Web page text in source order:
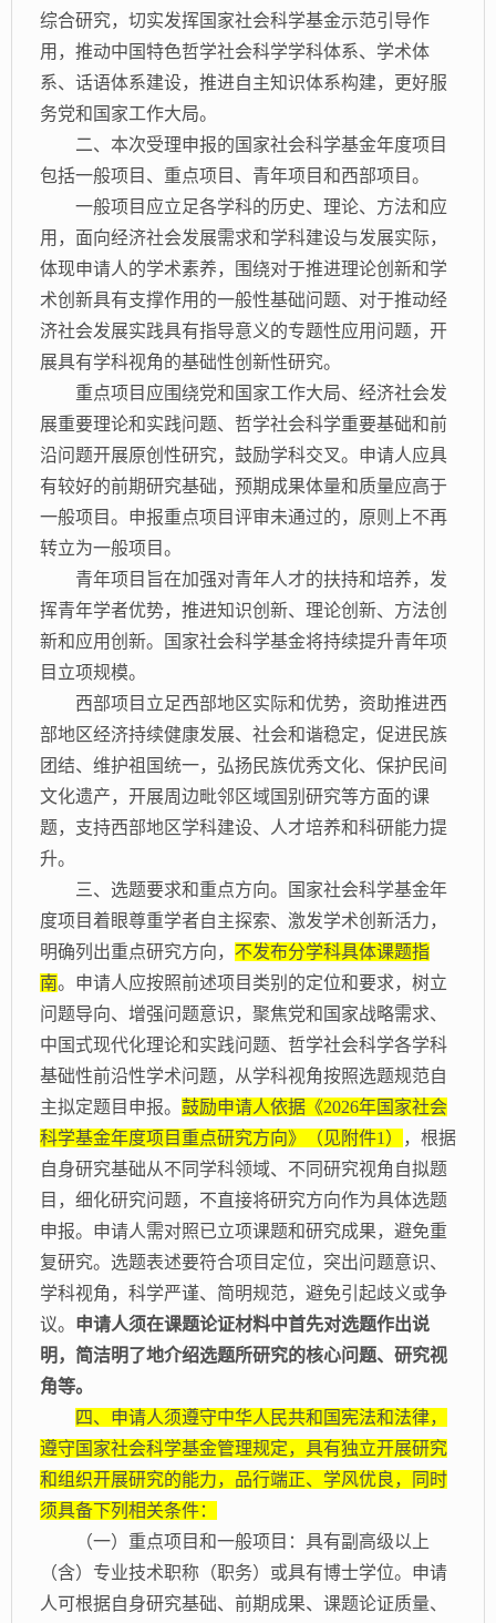
综合研究，切实发挥国家社会科学基金示范引导作
用，推动中国特色哲学社会科学学科体系、学术体
系、话语体系建设，推进自主知识体系构建，更好服
务党和国家工作大局。
二、本次受理申报的国家社会科学基金年度项目
包括一般项目、重点项目、青年项目和西部项目。
一般项目应立足各学科的历史、理论、方法和应
用，面向经济社会发展需求和学科建设与发展实际，
体现申请人的学术素养，围绕对于推进理论创新和学
术创新具有支撑作用的一般性基础问题、对于推动经
济社会发展实践具有指导意义的专题性应用问题，开
展具有学科视角的基础性创新性研究。
重点项目应围绕党和国家工作大局、经济社会发
展重要理论和实践问题、哲学社会科学重要基础和前
沿问题开展原创性研究，鼓励学科交叉。申请人应具
有较好的前期研究基础，预期成果体量和质量应高于
一般项目。申报重点项目评审未通过的，原则上不再
转立为一般项目。
青年项目旨在加强对青年人才的扶持和培养，发
挥青年学者优势，推进知识创新、理论创新、方法创
新和应用创新。国家社会科学基金将持续提升青年项
目立项规模。
西部项目立足西部地区实际和优势，资助推进西
部地区经济持续健康发展、社会和谐稳定，促进民族
团结、维护祖国统一，弘扬民族优秀文化、保护民间
文化遗产，开展周边毗邻区域国别研究等方面的课
题，支持西部地区学科建设、人才培养和科研能力提
升。
三、选题要求和重点方向。国家社会科学基金年
度项目着眼尊重学者自主探索、激发学术创新活力，
明确列出重点研究方向， 不发布分学科具体课题指
南。申请人应按照前述项目类别的定位和要求，树立
问题导向、增强问题意识，聚焦党和国家战略需求、
中国式现代化理论和实践问题、哲学社会科学各学科
基础性前沿性学术问题，从学科视角按照选题规范自
主拟定题目申报。 鼓励申请人依据《2026年国家社会
科学基金年度项目重点研究方向》（见附件1）
，根据
自身研究基础从不同学科领域、不同研究视角自拟题
目，细化研究问题，不直接将研究方向作为具体选题
申报。申请人需对照已立项课题和研究成果，避免重
复研究。选题表述要符合项目定位，突出问题意识、
学科视角，科学严谨、简明规范，避免引起歧义或争
议。 申请人须在课题论证材料中首先对选题作出说
明，简洁明了地介绍选题所研究的核心问题、研究视
角等。
四、 申请人须遵守中华人民共和国宪法和法律，
遵守国家社会科学基金管理规定，具有独立开展研究
和组织开展研究的能力，品行端正、学风优良，同时
须具备下列相关条件：
（一）重点项目和一般项目：具有副高级以上
（含）专业技术职称（职务）或具有博士学位。申请
人可根据自身研究基础、前期成果、课题论证质量、